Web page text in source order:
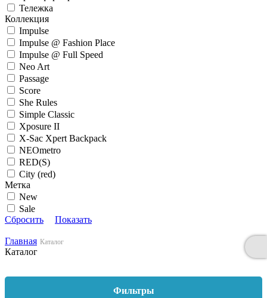
Тележка
Коллекция
Impulse
Impulse @ Fashion Place
Impulse @ Full Speed
Neo Art
Passage
Score
She Rules
Simple Classic
Xposure II
X-Sac Xpert Backpack
NEOmetro
RED(S)
City (red)
Метка
New
Sale
Сбросить
Показать
Главная Каталог
Каталог
Фильтры